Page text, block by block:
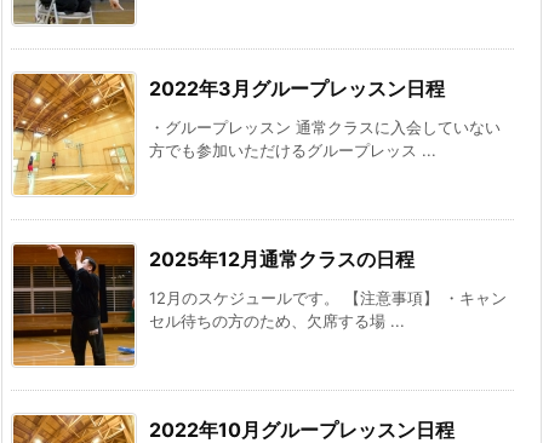
2022年3月グループレッスン日程
・グループレッスン 通常クラスに入会していない
方でも参加いただけるグループレッス ...
2025年12月通常クラスの日程
12月のスケジュールです。 【注意事項】 ・キャン
セル待ちの方のため、欠席する場 ...
2022年10月グループレッスン日程